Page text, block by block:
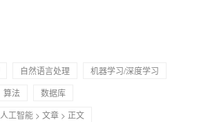
自然语言处理
机器学习/深度学习
算法
数据库
人工智能 > 文章 > 正文